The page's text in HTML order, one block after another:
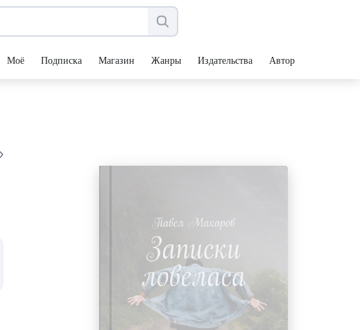
Моё Подписка Магазин Жанры Издательства Авторы